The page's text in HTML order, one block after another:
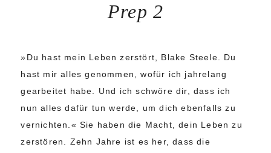
Prep 2
»Du hast mein Leben zerstört, Blake Steele. Du
hast mir alles genommen, wofür ich jahrelang
gearbeitet habe. Und ich schwöre dir, dass ich
nun alles dafür tun werde, um dich ebenfalls zu
vernichten.« Sie haben die Macht, dein Leben zu
zerstören. Zehn Jahre ist es her, dass die